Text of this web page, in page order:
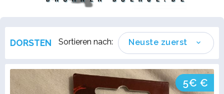
DORSTEN Neuste zuerst
Sortieren nach:
5€ €